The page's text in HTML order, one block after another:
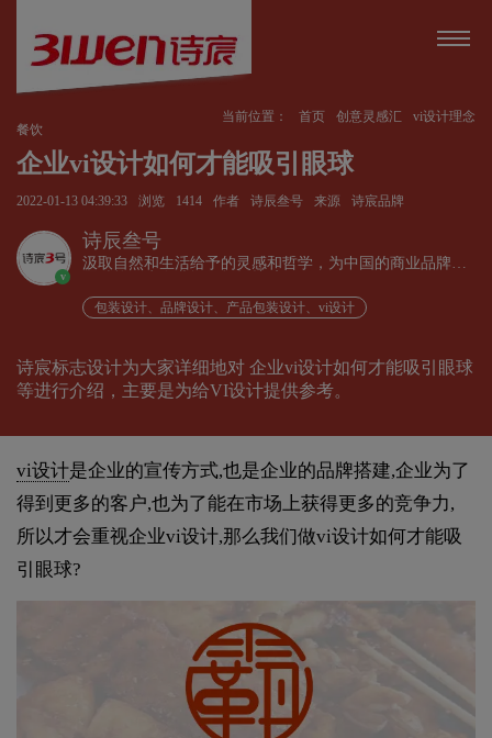
当前位置： 首页 创意灵感汇
vi设计理念
餐饮
企业vi设计如何才能吸引眼球
2022-01-13 04:39:33 浏览 1414 作者 诗辰叁号 来源 诗宸品牌
v
诗辰叁号
汲取自然和生活给予的灵感和哲学，为中国的商业品牌发
包装设计、品牌设计、产品包装设计、vi设计
诗宸标志设计为大家详细地对 企业vi设计如何才能吸引眼球
等进行介绍，主要是为给VI设计提供参考。
vi设计是企业的宣传方式,也是企业的品牌搭建,企业为了
得到更多的客户,也为了能在市场上获得更多的竞争力,
所以才会重视企业vi设计,那么我们做vi设计如何才能吸
引眼球?